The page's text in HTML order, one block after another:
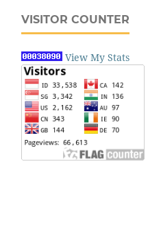
VISITOR COUNTER
View My Stats